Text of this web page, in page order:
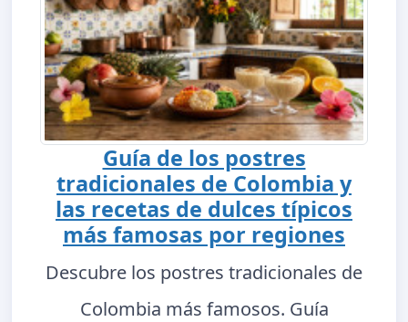
Guía de los postres
tradicionales de Colombia y
las recetas de dulces típicos
más famosas por regiones
Descubre los postres tradicionales de
Colombia más famosos. Guía